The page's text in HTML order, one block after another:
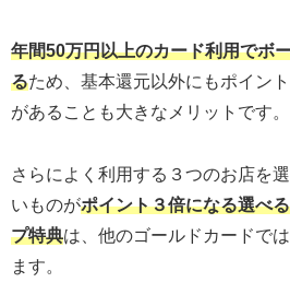
年間50万円以上のカード利用でボ
るため、基本還元以外にもポイン
があることも大きなメリットです。
さらによく利用する３つのお店を
いものがポイント３倍になる選べ
プ特典は、他のゴールドカードで
ます。